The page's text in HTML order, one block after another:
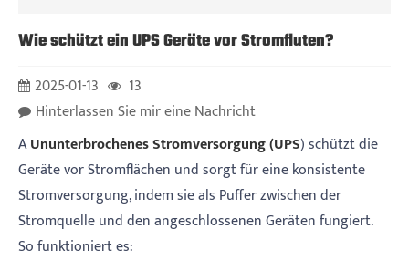
Wie schützt ein UPS Geräte vor Stromfluten?
2025-01-13
13
Hinterlassen Sie mir eine Nachricht
AUnunterbrochenes Stromversorgung (UPS) schützt die
Geräte vor Stromflächen und sorgt für eine konsistente
Stromversorgung, indem sie als Puffer zwischen der
Stromquelle und den angeschlossenen Geräten fungiert.
So funktioniert es: